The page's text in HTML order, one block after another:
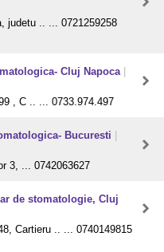
judetu .. ... 0721259258
Cluj Napoca
, C .. ... 0733.974.497
Bucuresti
3, ... 0742063627
de stomatologie, Cluj
Cartieru .. ... 0740149815